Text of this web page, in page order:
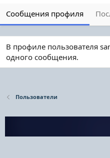
Сообщения профиля
В профиле пользователя
одного сообщения.
Пользователи